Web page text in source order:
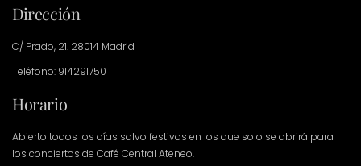
Dirección
C/ Prado, 21. 28014 Madrid
Teléfono: 914291750
Horario
Abierto todos los días salvo festivos en los que solo se abrirá para
los conciertos de Café Central Ateneo.